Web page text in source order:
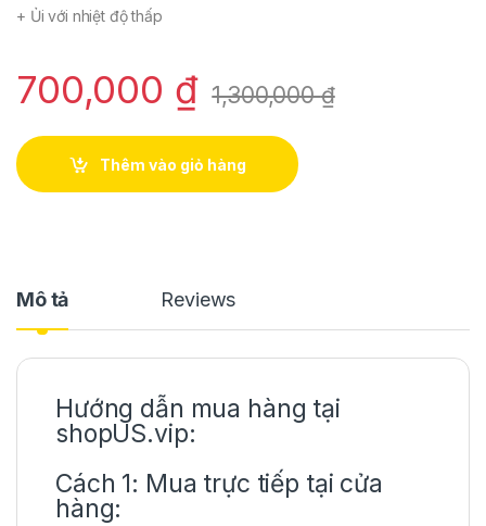
+ Ủi với nhiệt độ thấp
700,000 ₫ 1,300,000₫
Thêm vào giỏ hàng
Mô tả Reviews
Hướng dẫn mua hàng tại
shopUS.vip:
Cách 1: Mua trực tiếp tại cửa
hàng: